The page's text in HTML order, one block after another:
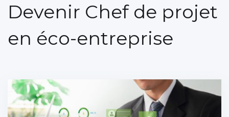
Devenir Chef de projet
en éco-entreprise